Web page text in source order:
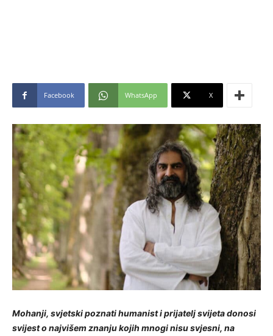
Facebook WhatsApp X
Mohanji, svjetski poznati humanist i prijatelj svijeta donosi
svijest o najvišem znanju kojih mnogi nisu svjesni, na